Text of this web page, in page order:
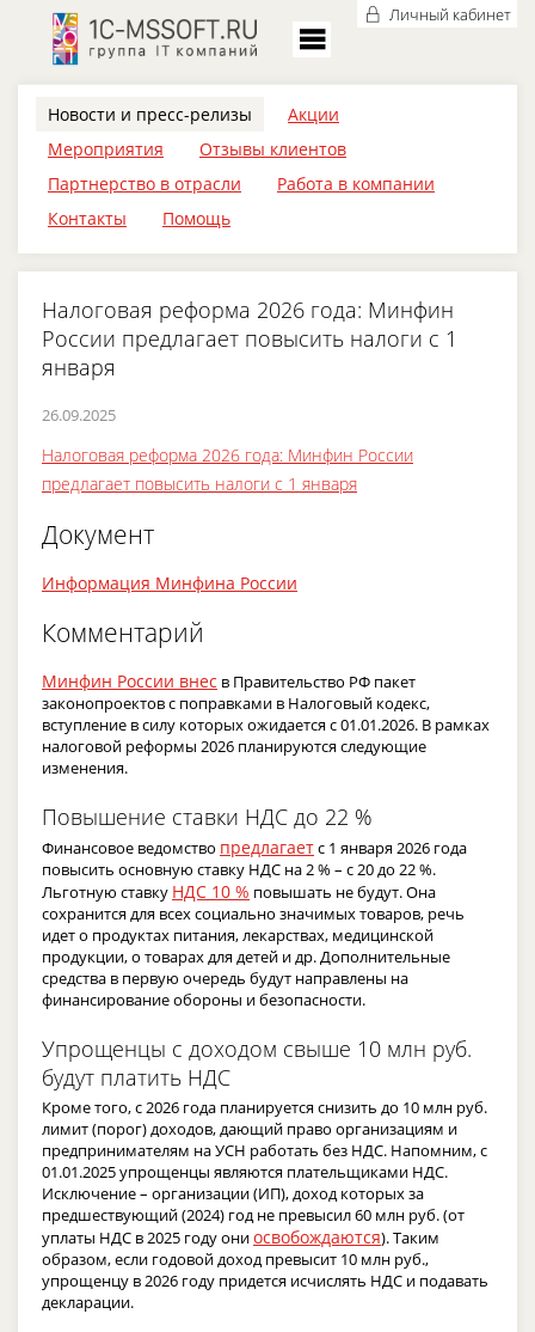
Личный кабинет
Новости и пресс-релизы
Акции
Мероприятия
Отзывы клиентов
Партнерство в отрасли
Работа в компании
Контакты
Помощь
Налоговая реформа 2026 года: Минфин
России предлагает повысить налоги с 1
января
26.09.2025
Налоговая реформа 2026 года: Минфин России
предлагает повысить налоги с 1 января
Документ
Информация Минфина России
Комментарий
Минфин России внес в Правительство РФ пакет
законопроектов с поправками в Налоговый кодекс,
вступление в силу которых ожидается с 01.01.2026. В рамках
налоговой реформы 2026 планируются следующие
изменения.
Повышение ставки НДС до 22 %
Финансовое ведомство предлагаетс 1 января 2026 года
повысить основную ставку НДС на 2 % – с 20 до 22 %.
Льготную ставку НДС 10 % повышать не будут. Она
сохранится для всех социально значимых товаров, речь
идет о продуктах питания, лекарствах, медицинской
продукции, о товарах для детей и др. Дополнительные
средства в первую очередь будут направлены на
финансирование обороны и безопасности.
Упрощенцы с доходом свыше 10 млн руб.
будут платить НДС
Кроме того, с 2026 года планируется снизить до 10 млн руб.
лимит (порог) доходов, дающий право организациям и
предпринимателям на УСН работать без НДС. Напомним, с
01.01.2025 упрощенцы являются плательщиками НДС.
Исключение – организации (ИП), доход которых за
предшествующий (2024) год не превысил 60 млн руб. (от
уплаты НДС в 2025 году ониосвобождаются). Таким
образом, если годовой доход превысит 10 млн руб.,
упрощенцу в 2026 году придется исчислять НДС и подавать
декларации.